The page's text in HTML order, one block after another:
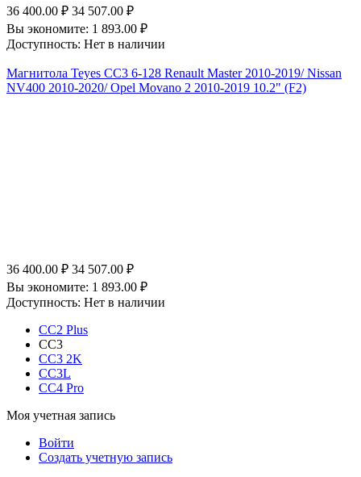
36 400.00 ₽ 34 507.00 ₽
Вы экономите: 1 893.00 ₽
Доступность: Нет в наличии
Магнитола Teyes CC3 6-128 Renault Master 2010-2019/ Nissan
NV400 2010-2020/ Opel Movano 2 2010-2019 10.2" (F2)
36 400.00 ₽ 34 507.00 ₽
Вы экономите: 1 893.00 ₽
Доступность: Нет в наличии
CC2 Plus
CC3
CC3 2K
CC3L
CC4 Pro
Моя учетная запись
Войти
Создать учетную запись